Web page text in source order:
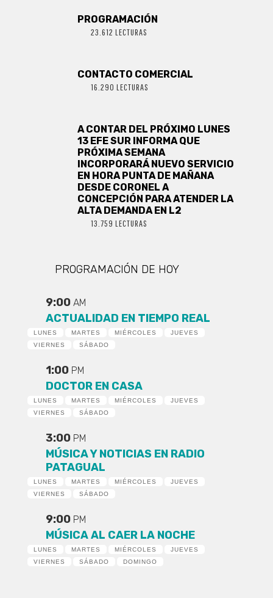
PROGRAMACIÓN
23.612 LECTURAS
CONTACTO COMERCIAL
16.290 LECTURAS
A CONTAR DEL PRÓXIMO LUNES
13 EFE SUR INFORMA QUE
PRÓXIMA SEMANA
INCORPORARÁ NUEVO SERVICIO
EN HORA PUNTA DE MAÑANA
DESDE CORONEL A
CONCEPCIÓN PARA ATENDER LA
ALTA DEMANDA EN L2
13.759 LECTURAS
PROGRAMACIÓN DE HOY
9:00 AM
ACTUALIDAD EN TIEMPO REAL
LUNES MARTES MIÉRCOLES
JUEVES
VIERNES
SÁBADO
1:00 PM
DOCTOR EN CASA
LUNES MARTES MIÉRCOLES
JUEVES
VIERNES
SÁBADO
3:00 PM
MÚSICA Y NOTICIAS EN RADIO
PATAGUAL
LUNES MARTES MIÉRCOLES
JUEVES
VIERNES
SÁBADO
9:00 PM
MÚSICA AL CAER LA NOCHE
LUNES MARTES MIÉRCOLES
JUEVES
VIERNES
SÁBADO DOMINGO